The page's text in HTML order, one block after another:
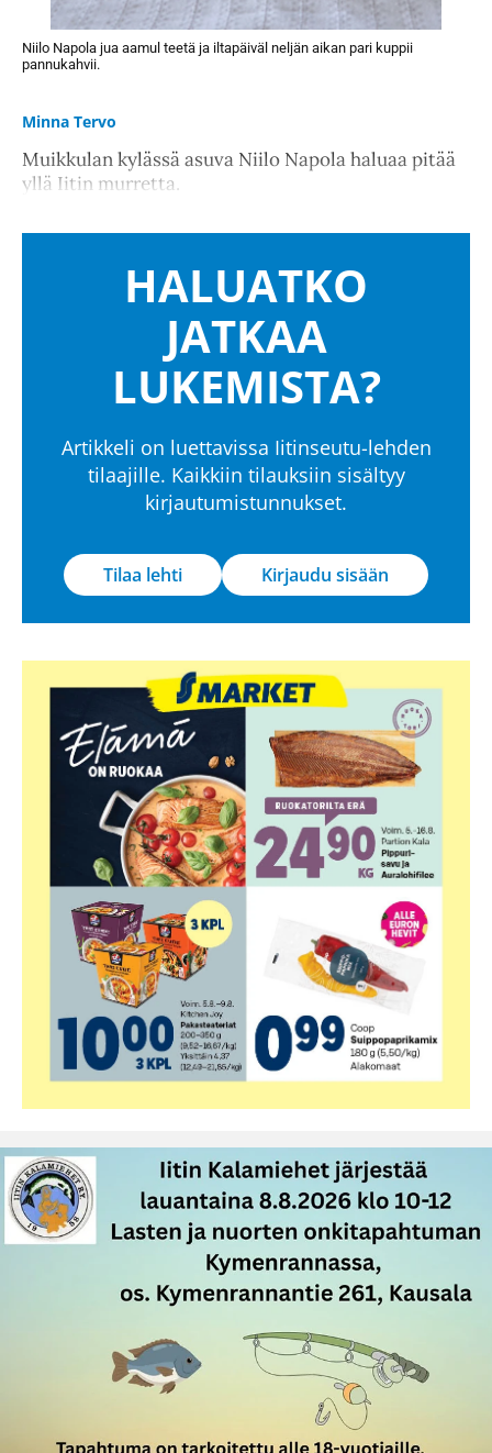
Niilo Napola jua aamul teetä ja iltapäiväl neljän aikan pari kuppii
pannukahvii.
Minna Tervo
Muikkulan kylässä asuva Niilo Napola haluaa pitää
yllä Iitin murretta.
HALUATKO
JATKAA
LUKEMISTA?
Artikkeli on luettavissa Iitinseutu-lehden
tilaajille. Kaikkiin tilauksiin sisältyy
kirjautumistunnukset.
Tilaa lehti Kirjaudu sisään